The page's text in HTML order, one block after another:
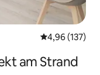
4,96 (137)
am Strand